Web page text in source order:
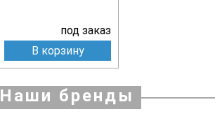
под заказ
В корзину
Наши бренды